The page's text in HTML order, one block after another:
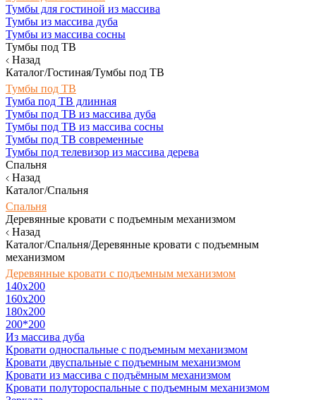
Тумбы для гостиной из массива
Тумбы из массива дуба
Тумбы из массива сосны
Тумбы под ТВ
Назад
Каталог/Гостиная/Тумбы под ТВ
Тумбы под ТВ
Тумба под ТВ длинная
Тумбы под ТВ из массива дуба
Тумбы под ТВ из массива сосны
Тумбы под ТВ современные
Тумбы под телевизор из массива дерева
Спальня
Назад
Каталог/Спальня
Спальня
Деревянные кровати с подъемным механизмом
Назад
Каталог/Спальня/Деревянные кровати с подъемным
механизмом
Деревянные кровати с подъемным механизмом
140x200
160х200
180х200
200*200
Из массива дуба
Кровати односпальные с подъемным механизмом
Кровати двуспальные с подъемным механизмом
Кровати из массива с подъёмным механизмом
Кровати полутороспальные с подъемным механизмом